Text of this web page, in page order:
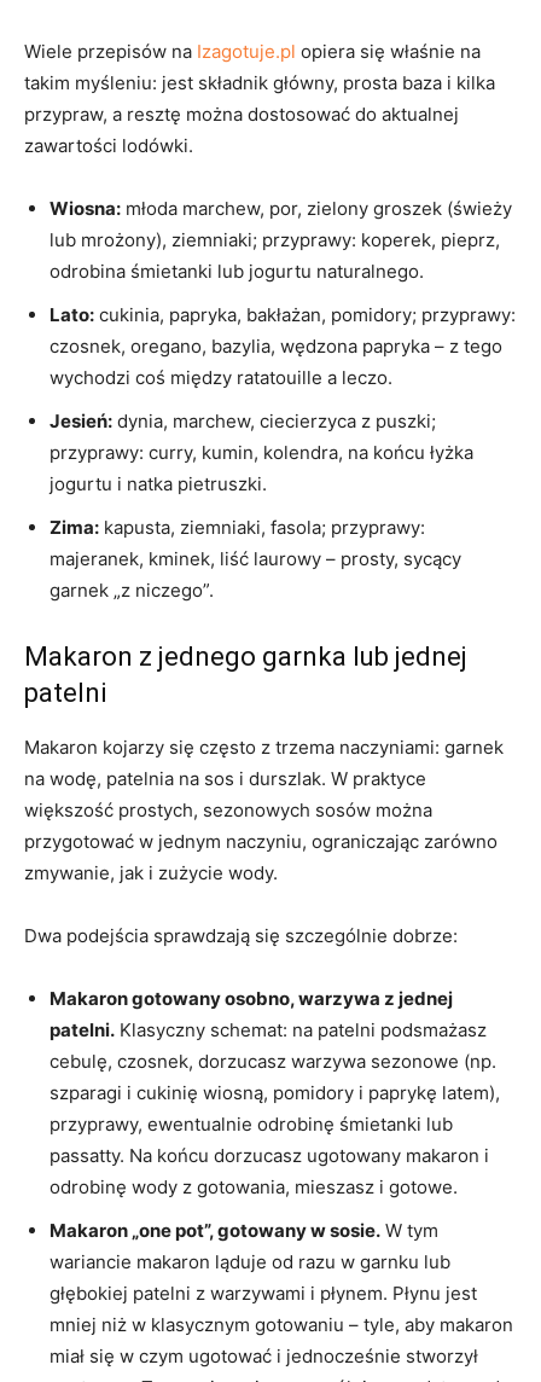
Wiele przepisów na Izagotuje.pl opiera się właśnie na
takim myśleniu: jest składnik główny, prosta baza i kilka
przypraw, a resztę można dostosować do aktualnej
zawartości lodówki.
Wiosna: młoda marchew, por, zielony groszek (świeży
lub mrożony), ziemniaki; przyprawy: koperek, pieprz,
odrobina śmietanki lub jogurtu naturalnego.
Lato: cukinia, papryka, bakłażan, pomidory; przyprawy:
czosnek, oregano, bazylia, wędzona papryka – z tego
wychodzi coś między ratatouille a leczo.
Jesień: dynia, marchew, ciecierzyca z puszki;
przyprawy: curry, kumin, kolendra, na końcu łyżka
jogurtu i natka pietruszki.
Zima: kapusta, ziemniaki, fasola; przyprawy:
majeranek, kminek, liść laurowy – prosty, sycący
garnek „z niczego”.
Makaron z jednego garnka lub jednej
patelni
Makaron kojarzy się często z trzema naczyniami: garnek
na wodę, patelnia na sos i durszlak. W praktyce
większość prostych, sezonowych sosów można
przygotować w jednym naczyniu, ograniczając zarówno
zmywanie, jak i zużycie wody.
Dwa podejścia sprawdzają się szczególnie dobrze:
Makaron gotowany osobno, warzywa z jednej
patelni. Klasyczny schemat: na patelni podsmażasz
cebulę, czosnek, dorzucasz warzywa sezonowe (np.
szparagi i cukinię wiosną, pomidory i paprykę latem),
przyprawy, ewentualnie odrobinę śmietanki lub
passatty. Na końcu dorzucasz ugotowany makaron i
odrobinę wody z gotowania, mieszasz i gotowe.
Makaron „one pot”, gotowany w sosie. W tym
wariancie makaron ląduje od razu w garnku lub
głębokiej patelni z warzywami i płynem. Płynu jest
mniej niż w klasycznym gotowaniu – tyle, aby makaron
miał się w czym ugotować i jednocześnie stworzył